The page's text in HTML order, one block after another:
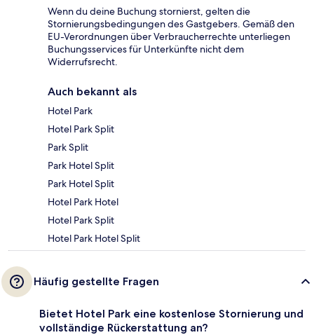
Wenn du deine Buchung stornierst, gelten die
Stornierungsbedingungen des Gastgebers. Gemäß den
EU-Verordnungen über Verbraucherrechte unterliegen
Buchungsservices für Unterkünfte nicht dem
Widerrufsrecht.
Auch bekannt als
Hotel Park
Hotel Park Split
Park Split
Park Hotel Split
Park Hotel Split
Hotel Park Hotel
Hotel Park Split
Hotel Park Hotel Split
Häufig gestellte Fragen
Bietet Hotel Park eine kostenlose Stornierung und
vollständige Rückerstattung an?